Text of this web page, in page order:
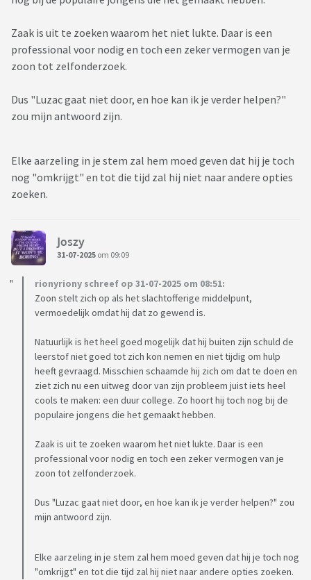
Zaak is uit te zoeken waarom het niet lukte. Daar is een
professional voor nodig en toch een zeker vermogen van je
zoon tot zelfonderzoek.
Dus "Luzac gaat niet door, en hoe kan ik je verder helpen?"
zou mijn antwoord zijn.
Elke aarzeling in je stem zal hem moed geven dat hij je toch
nog "omkrijgt" en tot die tijd zal hij niet naar andere opties
zoeken.
Joszy
31-07-2025 om 09:09
rionyriony schreef op 31-07-2025 om 08:51:
Zoon stelt zich op als het slachtofferige middelpunt,
vermoedelijk omdat hij dat zo gewend is.
Natuurlijk is het heel goed mogelijk dat hij buiten zijn schuld de
leerstof niet goed tot zich kon nemen en niet tijdig om hulp
heeft gevraagd. Misschien schaamde hij zich om dat te doen en
ziet zich nu een uitweg door van zijn probleem juist iets heel
cools te maken: een duur college. Zo hoort hij toch nog bij de
populaire jongens die het gemaakt hebben.
Zaak is uit te zoeken waarom het niet lukte. Daar is een
professional voor nodig en toch een zeker vermogen van je
zoon tot zelfonderzoek.
Dus "Luzac gaat niet door, en hoe kan ik je verder helpen?" zou
mijn antwoord zijn.
Elke aarzeling in je stem zal hem moed geven dat hij je toch nog
"omkrijgt" en tot die tijd zal hij niet naar andere opties zoeken.